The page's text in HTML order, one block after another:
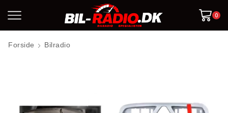
0
Forside Bilradio